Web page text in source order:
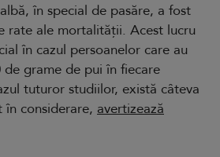
în special de pasăre, a fost
rate ale mortalității. Acest lucru
în cazul persoanelor care au
de grame de pui în fiecare
tuturor studiilor, există câteva
considerare, avertizează